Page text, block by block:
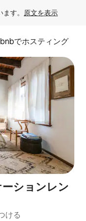
す。 原文を表示
でホスティング
ションレン
ける